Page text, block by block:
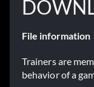
File information
Trainers are
behavior of a